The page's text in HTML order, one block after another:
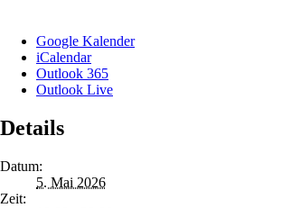
Google Kalender
iCalendar
Outlook 365
Outlook Live
Details
Datum:
5. Mai 2026
Zeit: